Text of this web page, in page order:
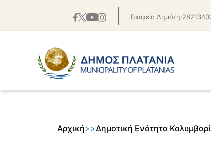
Γραφείο
Αρχική>>Δημοτική Ενότητα